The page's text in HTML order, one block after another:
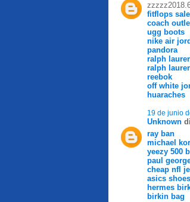
fitflops
coach
ugg boots
nike air
pandora
ralph
ralph
reebok
off white
huaraches
19 de junio
Unknown
ray ban
michael
yeezy 500
paul
cheap nfl
asics shoes
hermes
birkin bag